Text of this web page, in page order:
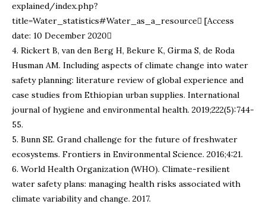
explained/index.php?
title=Water_statistics#Water_as_a_resource [Access
date: 10 December 2020
4. Rickert B, van den Berg H, Bekure K, Girma S, de Roda
Husman AM. Including aspects of climate change into water
safety planning: literature review of global experience and
case studies from Ethiopian urban supplies. International
journal of hygiene and environmental health. 2019;222(5):744-
55.
5. Bunn SE. Grand challenge for the future of freshwater
ecosystems. Frontiers in Environmental Science. 2016;4:21.
6. World Health Organization (WHO). Climate-resilient
water safety plans: managing health risks associated with
climate variability and change. 2017.